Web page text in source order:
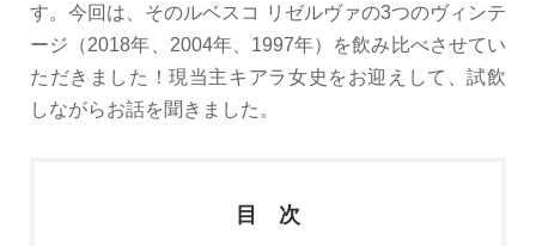
す。今回は、そのルベスコ リゼルヴァの3つのヴィンテ
ージ（2018年、2004年、1997年）を飲み比べさせてい
ただきました！現当主キアラ女史をお迎えして、試飲
しながらお話を聞きました。
目 次